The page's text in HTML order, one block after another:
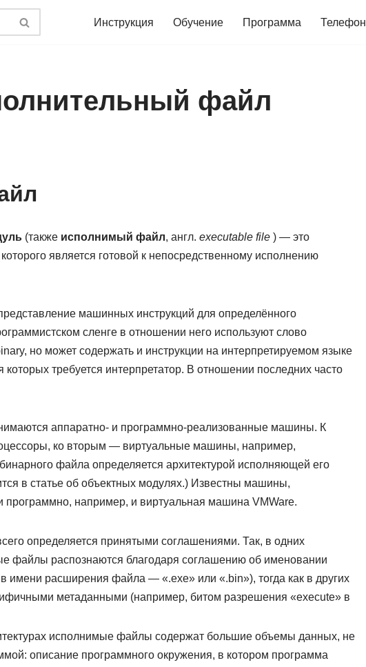
Инструкция Обучение Программа Телефон
файл
(также исполнимый файл, англ. executable file) — это
является готовой к непосредственному исполнению
машинных инструкций для определённого
сленге в отношении него используют слово
но может содержать и инструкции на интерпретируемом языке
требуется интерпретатор. В отношении последних часто
аппаратно- и программно-реализованные машины. К
ко вторым — виртуальные машины, например,
файла определяется архитектурой исполняющей его
в статье об объектных модулях.) Известны машины,
программно, например, и виртуальная машина VMWare.
определяется принятыми соглашениями. Так, в одних
файлы распознаются благодаря соглашению об именовании
имени расширения файла — «.exe» или «.bin»), тогда как в других
метаданными (например, битом разрешения «execute» в
исполнимые файлы содержат большие объемы данных, не
описание программного окружения, в котором программа